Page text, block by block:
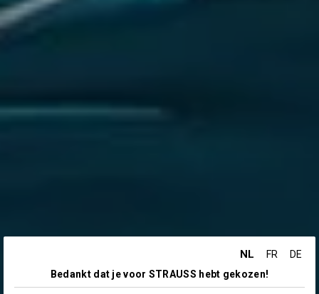
NL FR
DE
Bedankt dat je voor STRAUSS hebt gekozen!